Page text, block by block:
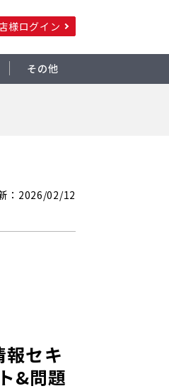
様ログイン
その他
：2026/02/12
セキ
&問題